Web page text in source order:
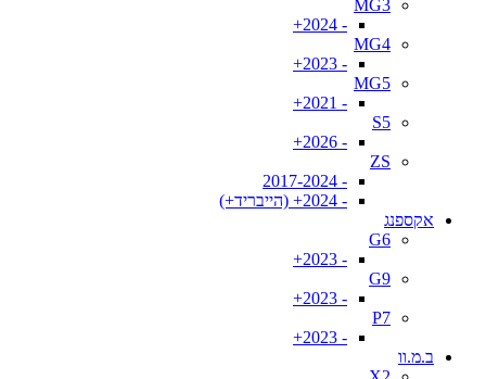
MG3
- 2024+
MG4
- 2023+
MG5
- 2021+
S5
- 2026+
ZS
- 2017-2024
- 2024+ (הייבריד+)
אקספנג
G6
- 2023+
G9
- 2023+
P7
- 2023+
ב.מ.וו